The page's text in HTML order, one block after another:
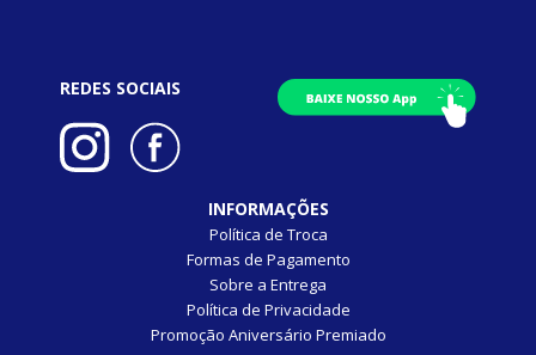
REDES SOCIAIS
INFORMAÇÕES
Política de Troca
Formas de Pagamento
Sobre a Entrega
Política de Privacidade
Promoção Aniversário Premiado